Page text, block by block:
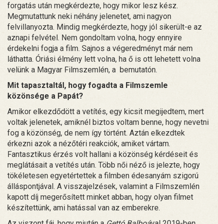
forgatás után megkérdezte, hogy mikor lesz kész.
Megmutattunk neki néhány jelenetet, ami nagyon
felvillanyozta. Mindig megkérdezte, hogy jól sikerült-e az
aznapi felvétel. Nem gondoltam volna, hogy ennyire
érdekelni fogja a film. Sajnos a végeredményt már nem
láthatta. Óriási élmény lett volna, ha ő is ott lehetett volna
velünk a Magyar Filmszemlén, a bemutatón.
Mit tapasztaltál, hogy fogadta a Filmszemle
közönsége a Papát?
Amikor elkezdődött a vetítés, egy kicsit megijedtem, mert
voltak jelenetek, amiknél biztos voltam benne, hogy nevetni
fog a közönség, de nem így történt. Aztán elkezdtek
érkezni azok a nézőtéri reakciók, amiket vártam.
Fantasztikus érzés volt hallani a közönség kérdéseit és
meglátásait a vetítés után. Több női néző is jelezte, hogy
tökéletesen egyetértettek a filmben édesanyám szigorú
álláspontjával. A visszajelzések, valamint a Filmszemlén
kapott díj megerősített minket abban, hogy olyan filmet
készítettünk, ami hatással van az emberekre.